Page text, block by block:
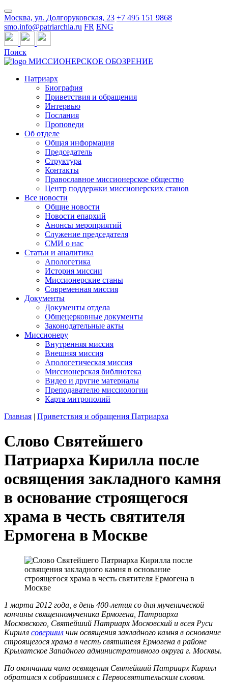
Москва, ул. Долгоруковская, 23 +7 495 151 9868
smo.info@patriarchia.ru FR ENG
Поиск
МИССИОНЕРСКОЕ ОБОЗРЕНИЕ
Патриарх
Биография
Приветствия и обращения
Интервью
Послания
Проповеди
Об отделе
Общая информация
Председатель
Структура
Контакты
Православное миссионерское общество
Центр поддержки миссионерских станов
Все новости
Общие новости
Новости епархий
Анонсы мероприятий
Служение председателя
СМИ о нас
Статьи и аналитика
Апологетика
История миссии
Миссионерские станы
Современная миссия
Документы
Документы отдела
Общецерковные документы
Законодательные акты
Миссионеру
Внутренняя миссия
Внешняя миссия
Апологетическая миссия
Миссионерская библиотека
Видео и другие материалы
Преподавателю миссиологии
Карта митрополий
Главная | Приветствия и обращения Патриарха
Слово Святейшего
Патриарха Кирилла после
освящения закладного камня
в основание строящегося
храма в честь святителя
Ермогена в Москве
1 марта 2012 года, в день 400-летия со дня мученической
кончины священномученика Ермогена, Патриарха
Московского, Святейший Патриарх Московский и всея Руси
Кирилл совершил чин освящения закладного камня в основание
строящегося храма в честь святителя Ермогена в районе
Крылатское Западного административного округа г. Москвы.
По окончании чина освящения Святейший Патриарх Кирилл
обратился к собравшимся с Первосвятительским словом.